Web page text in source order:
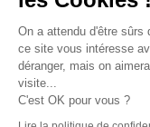
Qui
Nous
On a attendu d'être sûrs
ce site vous intéresse
déranger, mais on
visite...
C'est OK pour vous ?